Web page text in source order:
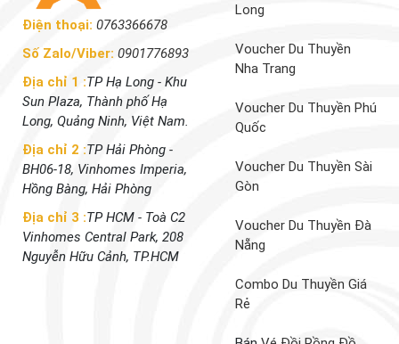
Điện thoại: 0763366678
Số Zalo/Viber: 0901776893
Địa chỉ 1 :TP Hạ Long - Khu
Sun Plaza, Thành phố Hạ
Long, Quảng Ninh, Việt Nam.
Địa chỉ 2 :TP Hải Phòng -
BH06-18, Vinhomes Imperia,
Hồng Bàng, Hải Phòng
Địa chỉ 3 :TP HCM - Toà C2
Vinhomes Central Park, 208
Nguyễn Hữu Cảnh, TP.HCM
Long
Voucher Du Thuyền
Nha Trang
Voucher Du Thuyền Phú
Quốc
Voucher Du Thuyền Sài
Gòn
Voucher Du Thuyền Đà
Nẵng
Combo Du Thuyền Giá
Rẻ